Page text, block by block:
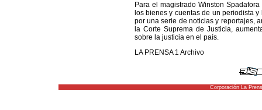
Para el magistrado Winston
los bienes y cuentas de un periodista
por una serie de noticias y reportajes,
la Corte Suprema de Justicia,
sobre la justicia en el país.
LA PRENSA 1 Archivo
Corporación La